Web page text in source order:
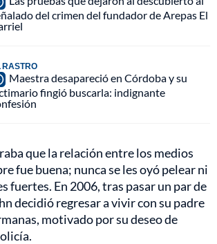
del crimen del fundador de Arepas El
RASTRO
Maestra desapareció en Córdoba y su
fingió buscarla: indignante
que la relación entre los medios
fue buena; nunca se les oyó pelear ni
fuertes. En 2006, tras pasar un par de
decidió regresar a vivir con su padre
motivado por su deseo de